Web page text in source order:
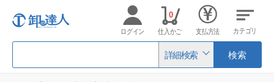
詳細検索 検索
ログイン 仕入かご
0
支払方法 カテゴリ